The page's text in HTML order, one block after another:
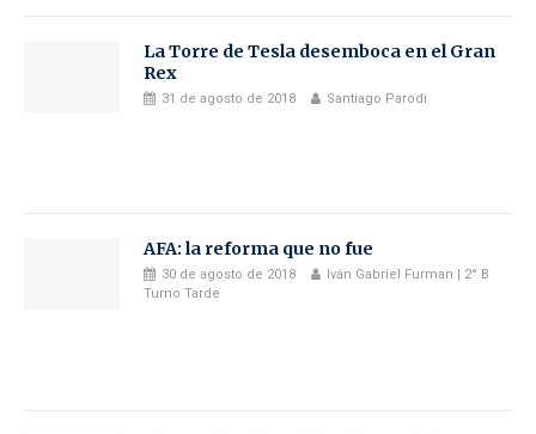
La Torre de Tesla desemboca en el Gran
Rex
31 de agosto de 2018 Santiago Parodi
AFA: la reforma que no fue
30 de agosto de 2018
Iván Gabriel Furman | 2° B
Turno Tarde